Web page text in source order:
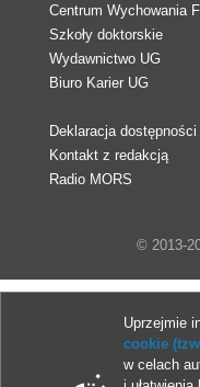
Centrum Wychowania
Szkoły doktorskie
Wydawnictwo UG
Biuro Karier UG
Deklaracja dostępności
Kontakt z redakcją
Radio MORS
© 2013-
Uprzejmie
cookie
w celach